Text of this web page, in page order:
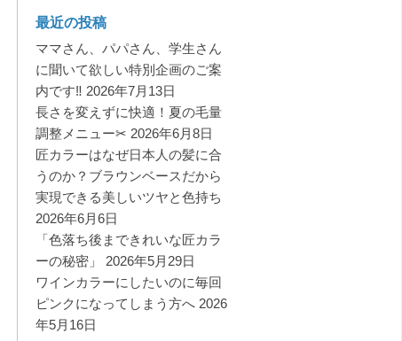
最近の投稿
ママさん、パパさん、学生さん
に聞いて欲しい特別企画のご案
内です‼️ 2026年7月13日
長さを変えずに快適！夏の毛量
調整メニュー✂︎ 2026年6月8日
匠カラーはなぜ日本人の髪に合
うのか？ブラウンベースだから
実現できる美しいツヤと色持ち
2026年6月6日
「色落ち後まできれいな匠カラ
ーの秘密」
2026年5月29日
ワインカラーにしたいのに毎回
ピンクになってしまう方へ 2026
年5月16日